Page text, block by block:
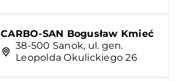
CARBO-SAN Bogusław Kmieć
38-500 Sanok, ul. gen.
Leopolda Okulickiego 26